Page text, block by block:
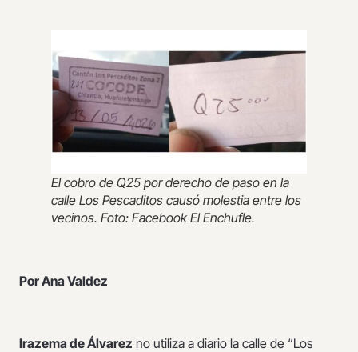
El cobro de Q25 por derecho de paso en la
calle Los Pescaditos causó molestia entre los
vecinos. Foto: Facebook El Enchufle.
Por Ana Valdez
Irazema de Álvarez no utiliza a diario la calle de “Los